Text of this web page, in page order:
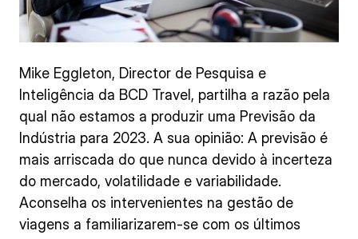
Mike Eggleton, Director de Pesquisa e
Inteligência da BCD Travel, partilha a razão pela
qual não estamos a produzir uma Previsão da
Indústria para 2023. A sua opinião: A previsão é
mais arriscada do que nunca devido à incerteza
do mercado, volatilidade e variabilidade.
Aconselha os intervenientes na gestão de
viagens a familiarizarem-se com os últimos